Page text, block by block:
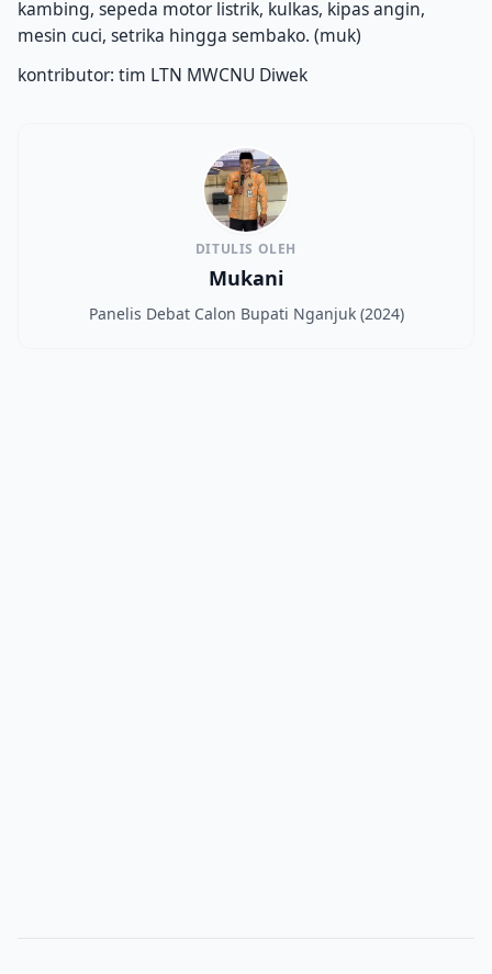
kambing, sepeda motor listrik, kulkas, kipas angin,
mesin cuci, setrika hingga sembako. (muk)
kontributor: tim LTN MWCNU Diwek
DITULIS OLEH
Mukani
Panelis Debat Calon Bupati Nganjuk (2024)